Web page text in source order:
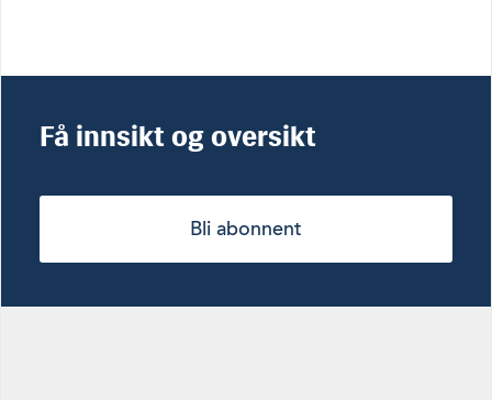
Få innsikt og oversikt
Bli abonnent